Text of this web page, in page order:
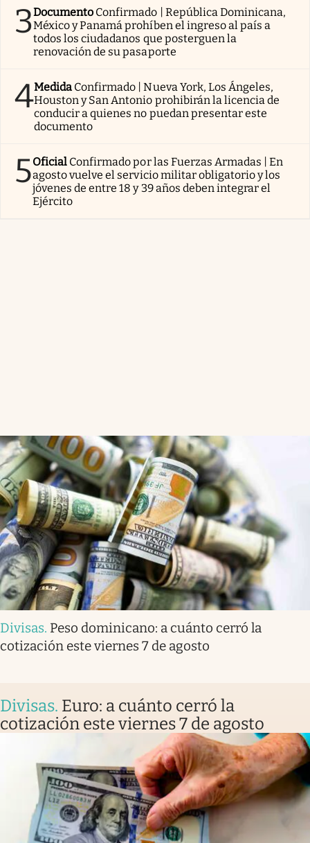
3Documento Confirmado | República Dominicana,
México y Panamá prohíben el ingreso al país a
todos los ciudadanos que posterguen la
renovación de su pasaporte
4Medida Confirmado | Nueva York, Los Ángeles,
Houston y San Antonio prohibirán la licencia de
conducir a quienes no puedan presentar este
documento
5Oficial Confirmado por las Fuerzas Armadas | En
agosto vuelve el servicio militar obligatorio y los
jóvenes de entre 18 y 39 años deben integrar el
Ejército
Divisas. Peso dominicano: a cuánto cerró la
cotización este viernes 7 de agosto
Divisas. Euro: a cuánto cerró la
cotización este viernes 7 de agosto